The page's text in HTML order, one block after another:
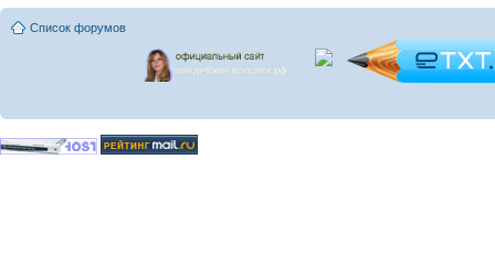
Список форумов